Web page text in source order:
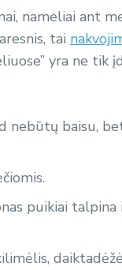
nameliai ant
tai
yra ne tik
nebūtų baisu,
puikiai talpina